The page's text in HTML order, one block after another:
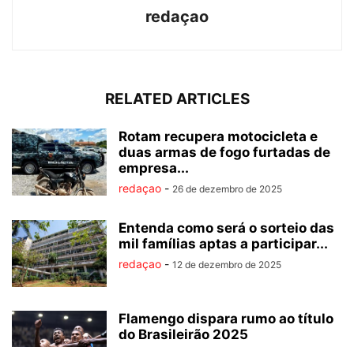
redaçao
RELATED ARTICLES
Rotam recupera motocicleta e
duas armas de fogo furtadas de
empresa...
redaçao - 26 de dezembro de 2025
Entenda como será o sorteio das
mil famílias aptas a participar...
redaçao - 12 de dezembro de 2025
Flamengo dispara rumo ao título
do Brasileirão 2025